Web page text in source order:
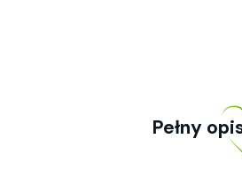
Pełny